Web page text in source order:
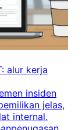
alur kerja
insiden
jelas,
internal.